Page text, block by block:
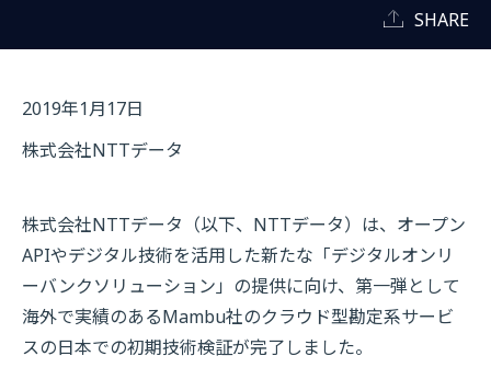
SHARE
2019年1月17日
株式会社NTTデータ
株式会社NTTデータ（以下、NTTデータ）は、オープン
APIやデジタル技術を活用した新たな「デジタルオンリ
ーバンクソリューション」の提供に向け、第一弾として
海外で実績のあるMambu社のクラウド型勘定系サービ
スの日本での初期技術検証が完了しました。